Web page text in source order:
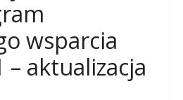
wsparcia
– aktualizacja